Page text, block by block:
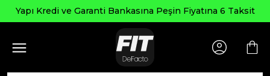
ve Garanti Bankasına Peşin Fiyatına 6 Taksit